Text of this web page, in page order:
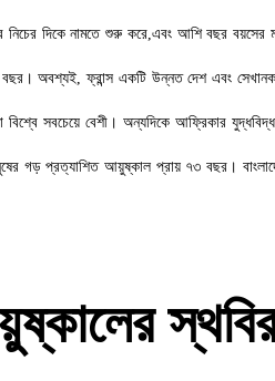
দিকে নামতে শুরু করে,এবং আশি বছর বয়সের
বছর। অবশ্যই,ফ্রান্স একটি উন্নত দেশ এবং
বিশ্বে সবচেয়ে বেশী। অন্যদিকে আফ্রিকার
গড় প্রত্যাশিত আয়ুষ্কাল প্রায় ৭৩ বছর।